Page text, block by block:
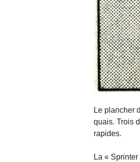
Le plancher
quais. Trois
rapides.
La «